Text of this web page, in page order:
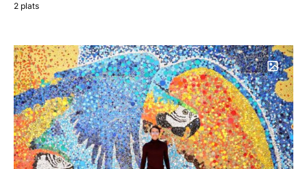
2 plats